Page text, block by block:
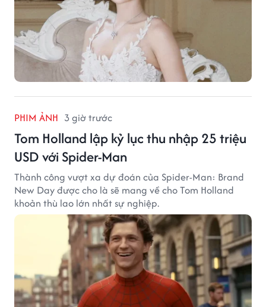
PHIM ẢNH 3 giờ trước
Tom Holland lập kỷ lục thu nhập 25 triệu
USD với Spider-Man
Thành công vượt xa dự đoán của Spider-Man: Brand
New Day được cho là sẽ mang về cho Tom Holland
khoản thù lao lớn nhất sự nghiệp.